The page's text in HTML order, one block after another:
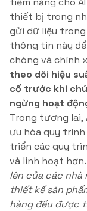
thiết bị trong
gửi dữ liệu
thông tin này
chóng và chính
theo dõi hiệu
cố trước khi
ngừng hoạt
Trong tương lai,
ưu hóa quy
triển các quy
và linh hoạt hơn.
lên của các nhà
thiết kế sản
hàng đều được